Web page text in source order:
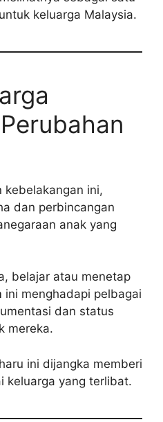
keluarga Malaysia.
kebelakangan ini,
dan perbincangan
anak yang
belajar atau menetap
ini menghadapi pelbagai
dan status
mereka.
ini dijangka memberi
keluarga yang terlibat.